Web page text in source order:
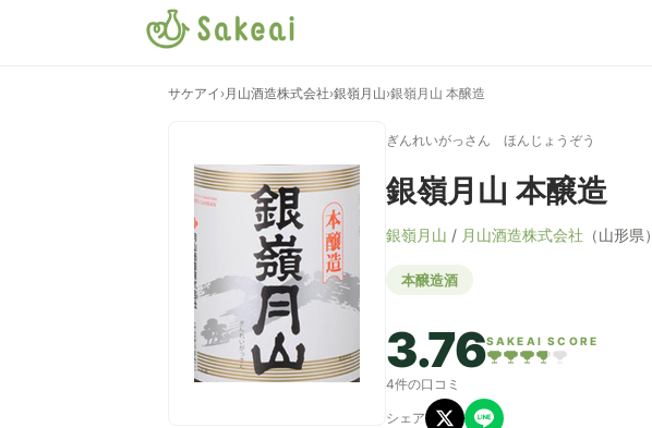
サケアイ ›月山酒造株式会社›銀嶺月山›銀嶺月山 本醸造
ぎんれいがっさん ほんじょうぞう
銀嶺月山 本醸造
銀嶺月山 / 月山酒造株式会社 （山形県）
本醸造酒
3.76SAKEAI SCORE
4件の口コミ
シェア